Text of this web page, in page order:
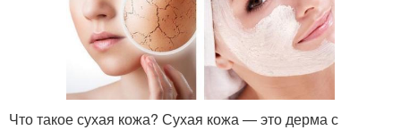
Что такое сухая кожа? Сухая кожа — это дерма с